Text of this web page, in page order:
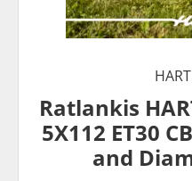
Ratlankis
5X112 ET30
and